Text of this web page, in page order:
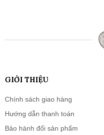
GIỚI THIỆU
Chính sách giao hàng
Hướng dẫn thanh toán
Bảo hành đổi sản phẩm